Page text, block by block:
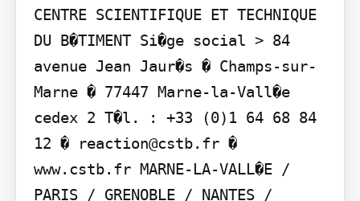
CENTRE SCIENTIFIQUE ET TECHNIQUE
DU B�TIMENT Si�ge social > 84
avenue Jean Jaur�s � Champs-sur-
Marne � 77447 Marne-la-Vall�e
cedex 2 T�l. : +33 (0)1 64 68 84
12 � reaction@cstb.fr �
www.cstb.fr MARNE-LA-VALL�E /
PARIS / GRENOBLE / NANTES /